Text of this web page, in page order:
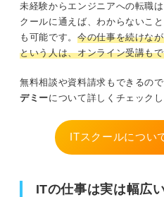
組み込みエン
テストエンジ
ニアになろう
仕事
IT営業
セールスエンジ
未経験からエンジニアへの転職
クールに通えば、わからないこ
も可能です。 今の仕事を続けな
という人は、オンライン受講も
無料相談や資料請求もできるの
デミーについて詳しくチェック
ITスクールについ
ITの仕事は実は幅広